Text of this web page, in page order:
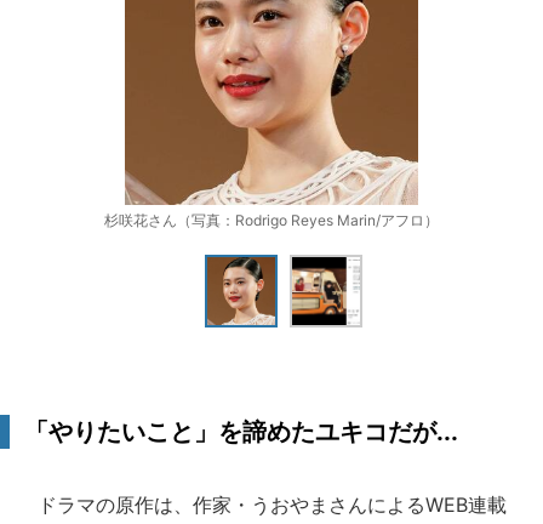
杉咲花さん（写真：Rodrigo Reyes Marin/アフロ）
「やりたいこと」を諦めたユキコだが...
ドラマの原作は、作家・うおやまさんによるWEB連載